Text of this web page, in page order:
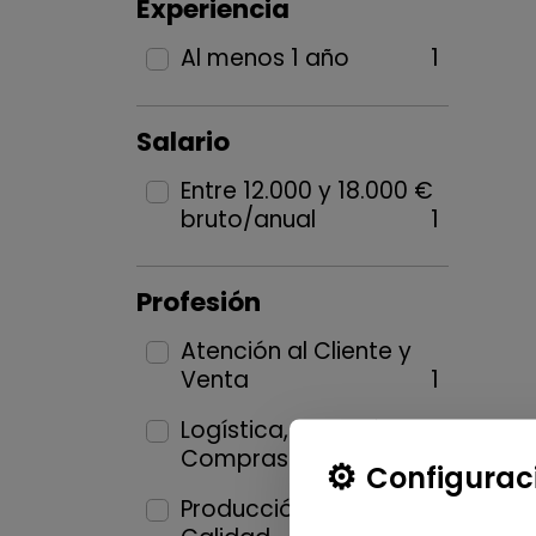
Experiencia
Al menos 1 año 1
Salario
Entre 12.000 y 18.000 €
bruto/anual
1
Profesión
Atención al Cliente y
Venta
1
Logística, Almacén y
Compras
1
Producción industrial y